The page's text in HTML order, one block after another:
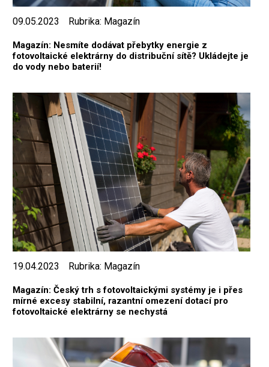
09.05.2023 Rubrika: Magazín
Magazín: Nesmíte dodávat přebytky energie z
fotovoltaické elektrárny do distribuční sítě? Ukládejte je
do vody nebo baterií!
19.04.2023 Rubrika: Magazín
Magazín: Český trh s fotovoltaickými systémy je i přes
mírné excesy stabilní, razantní omezení dotací pro
fotovoltaické elektrárny se nechystá